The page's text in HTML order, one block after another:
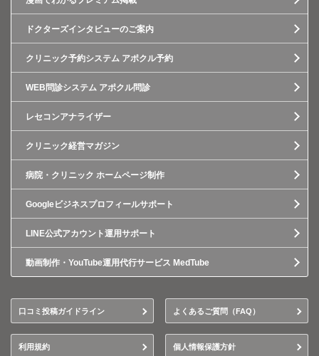
ドクターズインタビューのご案内
クリニック予約システム アポクル予約
WEB問診システム アポクル問診
レセコンアナライザー
クリニック経営マガジン
病院・クリニック ホームページ制作
Googleビジネスプロフィールサポート
LINE公式アカウント運用サポート
動画制作・YouTube運用代行サービス MedTube
口コミ投稿ガイドライン よくあるご質問（FAQ）
利用規約 個人情報保護方針